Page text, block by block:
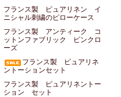
フランス製 ピュアリネン イ
ニシャル刺繍のピローケース
フランス製 アンティーク コ
ットンファブリック ピンクロ
ーズ
フランス製 ピュアリネ
ントーションセット
フランス製 ピュアリネントー
ション セット